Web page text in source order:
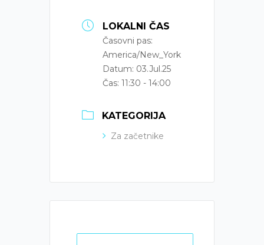
LOKALNI ČAS
Časovni pas:
America/New_York
Datum: 03.Jul.25
Čas: 11:30 - 14:00
KATEGORIJA
Za začetnike